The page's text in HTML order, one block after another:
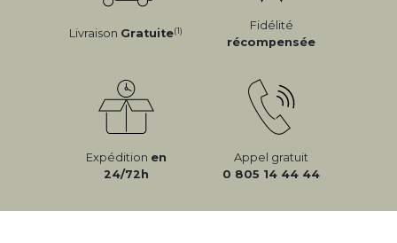
Livraison Gratuite(1)
Fidélité
récompensée
Expédition en
24/72h
Appel gratuit
0 805 14 44 44